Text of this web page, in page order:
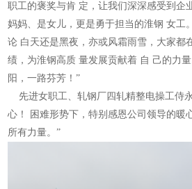
职工的褒奖与肯 定，让我们深深感受到企
妈妈、是女儿，更是勇于担当的淮钢 女工
论 白天还是黑夜，亦或风霜雨雪，大家都
绩，为淮钢高质 量发展贡献着 自 己的力
阳，一路芬芳！”
先进女职工、轧钢厂四轧精整电操工侍
心！ 困难形势下，特别感恩公司领导的暖
所有力量。”